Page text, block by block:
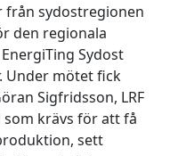
sydostregionen
den regionala
Sydost
Under mötet fick
Sigfridsson, LRF
krävs för att få
sett